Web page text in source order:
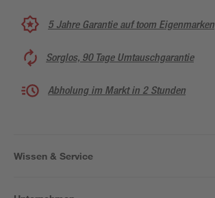
5 Jahre Garantie auf toom Eigenmarken
Sorglos, 90 Tage Umtauschgarantie
Abholung im Markt in 2 Stunden
Wissen & Service